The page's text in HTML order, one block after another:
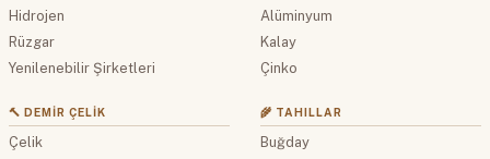
Hidrojen
Rüzgar
Yenilenebilir Şirketleri
Alüminyum
Kalay
Çinko
🔨 DEMIR ÇELIK
Çelik
🌾 TAHILLAR
Buğday